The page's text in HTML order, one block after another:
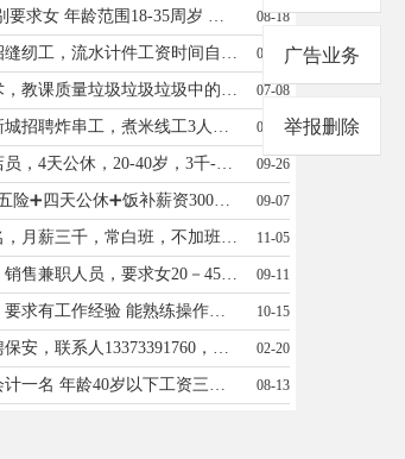
招收银员 性别要求女 年龄范围18-35周岁 地点邢台市公园东街666号一代佳人俱乐部 15933707767 08-18
毛绒玩具厂招缝纫工，流水计件工资时间自由可带回家做，常年有活外放。南石门小石头庄微同16714911118 03-18
邢台七彩美术，教课质量垃圾垃圾垃圾中的单斗机，垃圾死了，服务态度嚣张，骗子骗人的专门坑钱骗人的都别把孩子耽误了 07-08
襄都区国际新城招聘炸串工，煮米线工3人，有无经验均可！15号发准时工资不妥欠，联系17732962220 08-19
麦点披萨招店员，4天公休，20-40岁，3千-3.5千。 地址一尚品国际底商，二公园东街泉北交叉口15630108842 09-26
招销售2名，五险➕四天公休➕饭补薪资3000+提成，综合薪资4000-12000地址邢任公路19131832957 09-07
招生客服10名，月薪三千，常白班，不加班，有无经验均可，要求沟通能力强，新世纪附近，联系电话13363772955 11-05
植物抗衰店，销售兼职人员，要求女20－45周形象好，底薪3000－5000，电话13292119946，非诚勿扰 09-11
招叉车司机！要求有工作经验 能熟练操作！45周岁以内！南和 内丘 邢台下县优先录取！包食宿 18003298590 10-15
机关单位招聘保安，联系人13373391760，招聘外围男保洁，联系人15200155947，办公时间拨打电话 02-20
桥西区招聘会计一名 年龄40岁以下工资三千 月休四天 工作轻松不复杂 联系电话15833672372 08-13
广告业务
举报删除